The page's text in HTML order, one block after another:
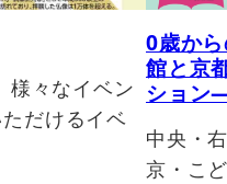
様々なイベン
だけるイベ
0歳か
館と京
ション
中央・
京・こ